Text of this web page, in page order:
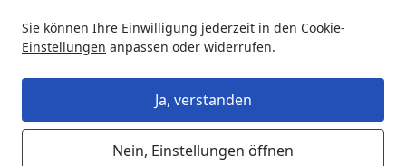
Sie können Ihre Einwilligung jederzeit in den Cookie-
Einstellungen anpassen oder widerrufen.
Ja, verstanden
Nein, Einstellungen öffnen